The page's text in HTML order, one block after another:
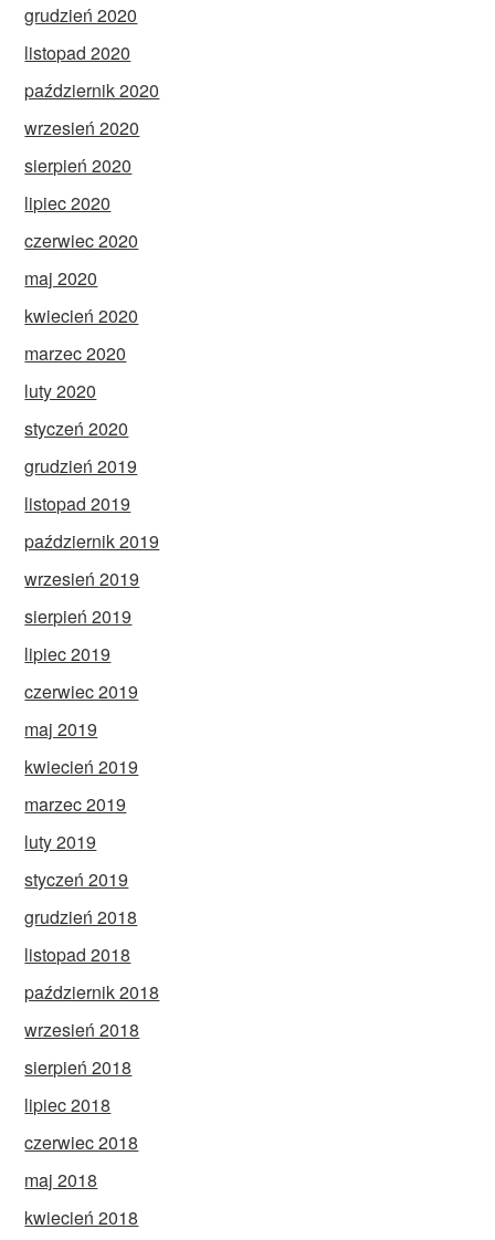
grudzień 2020
listopad 2020
październik 2020
wrzesień 2020
sierpień 2020
lipiec 2020
czerwiec 2020
maj 2020
kwiecień 2020
marzec 2020
luty 2020
styczeń 2020
grudzień 2019
listopad 2019
październik 2019
wrzesień 2019
sierpień 2019
lipiec 2019
czerwiec 2019
maj 2019
kwiecień 2019
marzec 2019
luty 2019
styczeń 2019
grudzień 2018
listopad 2018
październik 2018
wrzesień 2018
sierpień 2018
lipiec 2018
czerwiec 2018
maj 2018
kwiecień 2018